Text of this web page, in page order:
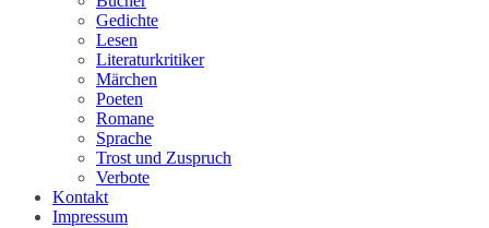
Gedichte
Lesen
Literaturkritiker
Märchen
Poeten
Romane
Sprache
Trost und Zuspruch
Verbote
Kontakt
Impressum